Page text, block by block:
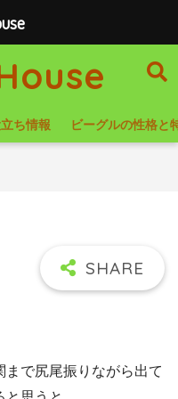
ち情報 ビーグルの性格と
で尻尾振りながら出て